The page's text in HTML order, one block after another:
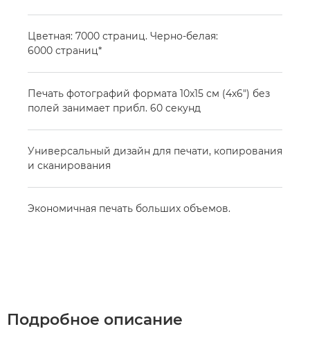
Цветная: 7000 страниц. Черно-белая:
6000 страниц*
Печать фотографий формата 10x15 см (4x6") без
полей занимает прибл. 60 секунд
Универсальный дизайн для печати, копирования
и сканирования
Экономичная печать больших объемов.
Подробное описание